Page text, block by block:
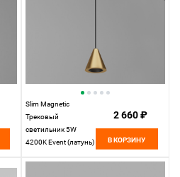
Slim Magnetic
Трековый
светильник 5W
4200K Event (латунь)
2 660 ₽
В КОРЗИНУ